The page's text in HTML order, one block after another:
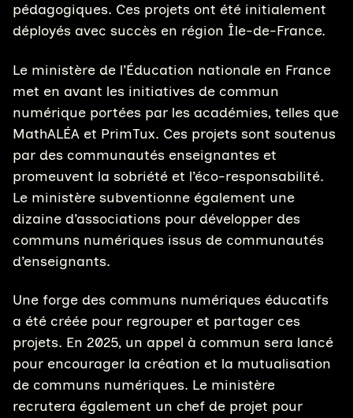
pédagogiques. Ces projets ont été initialement
déployés avec succès en région Île-de-France.
Le ministère de l’Éducation nationale en France
met en avant les initiatives de commun
numérique portées par les académies, telles que
MathALÉA et PrimTux. Ces projets sont soutenus
par des communautés enseignantes et
promeuvent la sobriété et l’éco-responsabilité.
Le ministère subventionne également une
dizaine d’associations pour développer des
communs numériques issus de communautés
d’enseignants.
Une forge des communs numériques éducatifs
a été créée pour regrouper et partager ces
projets. En 2025, un appel à commun sera lancé
pour encourager la création et la mutualisation
de communs numériques. Le ministère
recrutera également un chef de projet pour